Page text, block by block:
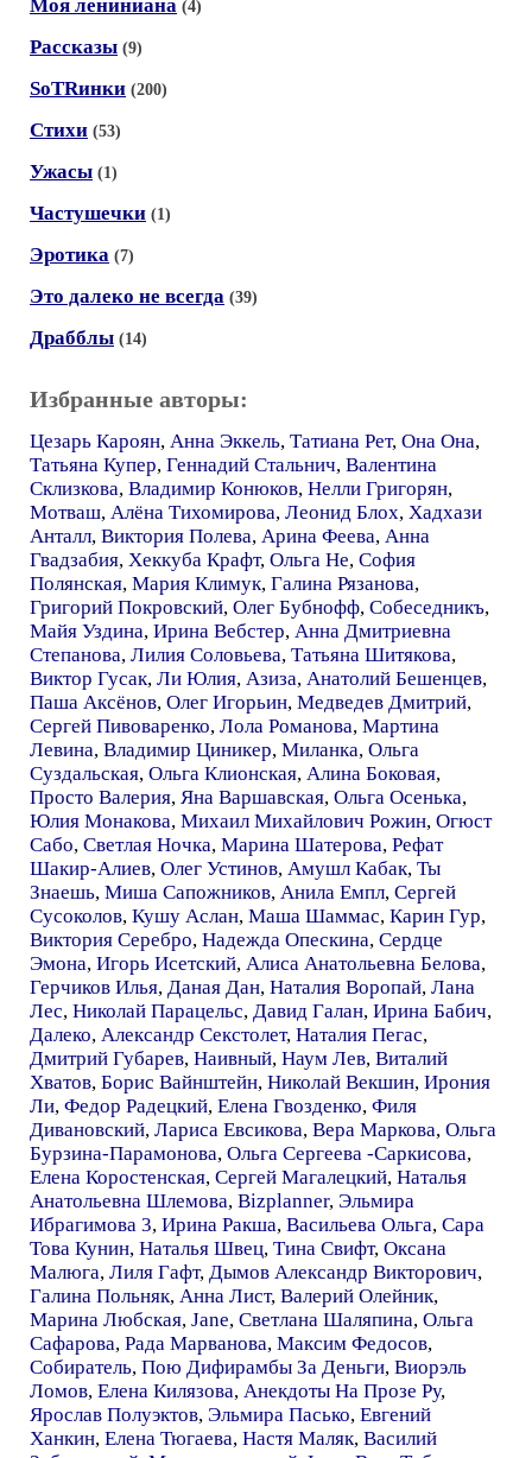
Моя лениниана (4)
Рассказы (9)
SoTRинки (200)
Стихи (53)
Ужасы (1)
Частушечки (1)
Эротика (7)
Это далеко не всегда (39)
Драбблы (14)
Избранные авторы:
Цезарь Кароян, Анна Эккель, Татиана Рет, Она Она,
Татьяна Купер, Геннадий Стальнич, Валентина
Склизкова, Владимир Конюков, Нелли Григорян,
Мотваш, Алёна Тихомирова, Леонид Блох, Хадхази
Анталл, Виктория Полева, Арина Феева, Анна
Гвадзабия, Хеккуба Крафт, Ольга Не, София
Полянская, Мария Климук, Галина Рязанова,
Григорий Покровский, Олег Бубнофф, Собеседникъ,
Майя Уздина, Ирина Вебстер, Анна Дмитриевна
Степанова, Лилия Соловьева, Татьяна Шитякова,
Виктор Гусак, Ли Юлия, Азиза, Анатолий Бешенцев,
Паша Аксёнов, Олег Игорьин, Медведев Дмитрий,
Сергей Пивоваренко, Лола Романова, Мартина
Левина, Владимир Циникер, Миланка, Ольга
Суздальская, Ольга Клионская, Алина Боковая,
Просто Валерия, Яна Варшавская, Ольга Осенька,
Юлия Монакова, Михаил Михайлович Рожин, Огюст
Сабо, Светлая Ночка, Марина Шатерова, Рефат
Шакир-Алиев, Олег Устинов, Амушл Кабак, Ты
Знаешь, Миша Сапожников, Анила Емпл, Сергей
Сусоколов, Кушу Аслан, Маша Шаммас, Карин Гур,
Виктория Серебро, Надежда Опескина, Сердце
Эмона, Игорь Исетский, Алиса Анатольевна Белова,
Герчиков Илья, Даная Дан, Наталия Воропай, Лана
Лес, Николай Парацельс, Давид Галан, Ирина Бабич,
Далеко, Александр Секстолет, Наталия Пегас,
Дмитрий Губарев, Наивный, Наум Лев, Виталий
Хватов, Борис Вайнштейн, Николай Векшин, Ирония
Ли, Федор Радецкий, Елена Гвозденко, Филя
Дивановский, Лариса Евсикова, Вера Маркова, Ольга
Бурзина-Парамонова, Ольга Сергеева -Саркисова,
Елена Коростенская, Сергей Магалецкий, Наталья
Анатольевна Шлемова, Bizplanner, Эльмира
Ибрагимова 3, Ирина Ракша, Васильева Ольга, Сара
Това Кунин, Наталья Швец, Тина Свифт, Оксана
Малюга, Лиля Гафт, Дымов Александр Викторович,
Галина Польняк, Анна Лист, Валерий Олейник,
Марина Любская, Jane, Светлана Шаляпина, Ольга
Сафарова, Рада Марванова, Максим Федосов,
Собиратель, Пою Дифирамбы За Деньги, Виорэль
Ломов, Елена Килязова, Анекдоты На Прозе Ру,
Ярослав Полуэктов, Эльмира Пасько, Евгений
Ханкин, Елена Тюгаева, Настя Маляк, Василий